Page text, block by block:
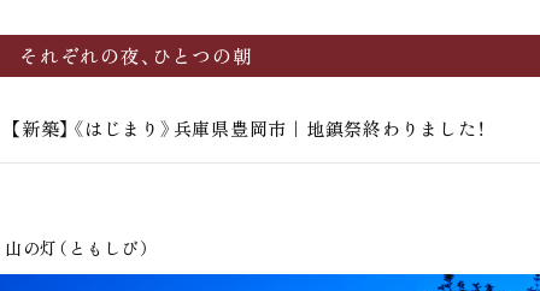
それぞれの夜、ひとつの朝
【新築】《はじまり》兵庫県豊岡市｜地鎮祭終わりました！
山の灯（ともしび）